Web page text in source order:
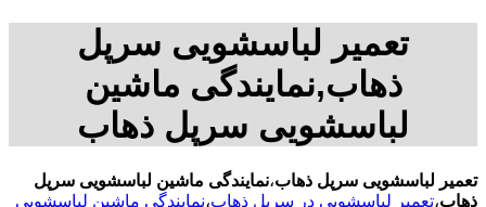
تعمیر لباسشویی سرپل
ذهاب,نمایندگی ماشین
لباسشویی سرپل ذهاب
تعمیر لباسشویی سرپل ذهاب،نمایندگی ماشین لباسشویی سرپل
ذهاب،تعمیر لباسشویی در سرپل ذهاب،نمایندگی ماشین لباسشویی